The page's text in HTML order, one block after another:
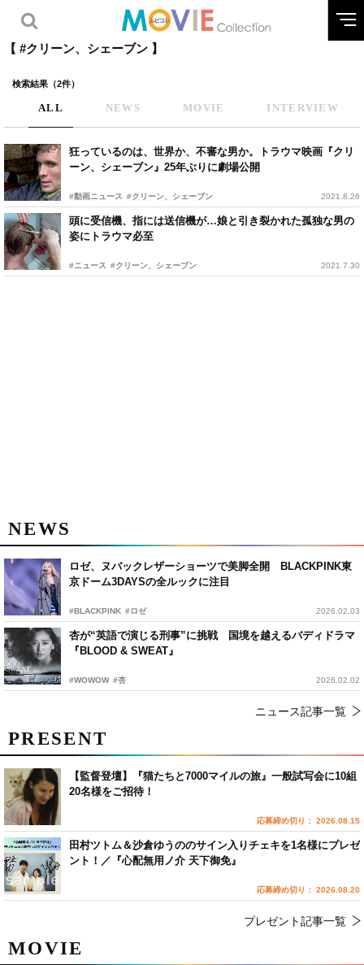
【 #クリーン、シェーブン 】
検索結果（2件）
ALL NEWS MOVIE INTERVIEW
狂っているのは、世界か、不審な男か。トラウマ映画『クリ
ーン、シェーブン』25年ぶりに劇場公開
#動画ニュース #クリーン、シェーブン 2021.8.26
頭に受信機、指には送信機が…娘と引き裂かれた孤独な男の
姿にトラウマ必至
#ニュース #クリーン、シェーブン 2021.7.30
NEWS
ロゼ、ヌバックレザーショーツで美脚全開 BLACKPINK東
京ドーム3DAYSの全ルックに注目
#BLACKPINK #ロゼ 2026.02.03
杏が“英語で演じる刑事”に挑戦 国境を越えるバディドラマ
『BLOOD & SWEAT』
#WOWOW #杏 2026.02.02
ニュース記事一覧
MOVIE
PRESENT
【監督登壇】『猫たちと7000マイルの旅』一般試写会に10組
20名様をご招待！
応募締め切り： 2026.08.15
田村ツトム＆沙倉ゆうののサイン入りチェキを1名様にプレゼ
ント！／『心配無用ノ介 天下御免』
応募締め切り： 2026.08.20
プレゼント記事一覧